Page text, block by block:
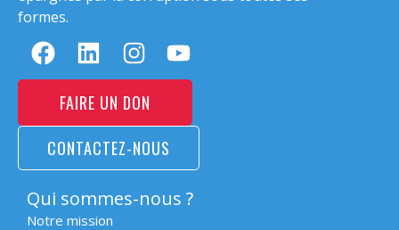
formes.
FAIRE UN DON
CONTACTEZ-NOUS
Qui sommes-nous ?
Notre mission